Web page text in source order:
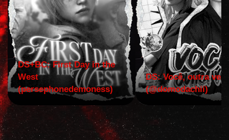
DS+BC: First Day in the
West
(persephonedemoness)
DS: Você, outra vez!
(@domodachii)